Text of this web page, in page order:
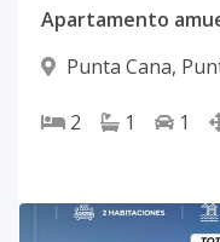
Apartamento
Punta Cana,
2 1 1